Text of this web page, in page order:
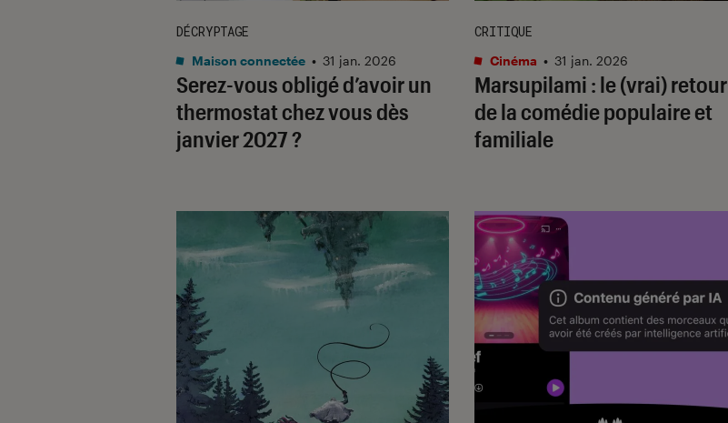
Serez-vous obligé d’avoir un
thermostat chez vous dès
janvier 2027 ?
DÉCRYPTAGE
Maison connectée • 31 jan. 2026
Marsupilami : le (vrai) retour
de la comédie populaire et
familiale
CRITIQUE
Cinéma • 31 jan. 2026